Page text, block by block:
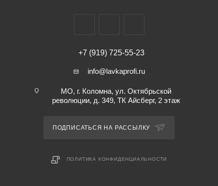
+7 (919) 725-55-23
info@lavkaprofi.ru
МО, г. Коломна, ул. Октябрьской
революции, д. 349, ТК Айсберг, 2 этаж
ПОДПИСАТЬСЯ НА РАССЫЛКУ
ПОЛИТИКА КОНФИДЕНЦИАЛЬНОСТИ